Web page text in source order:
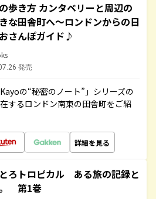
歩き方 カンタベリーと周辺の
な田舎町へ～ロンドンからの日
さんぽガイド♪
発売
の“秘密のノート”」シリーズの
するロンドン南東の田舎町をご紹
詳細を見る
ろトロピカル ある旅の記録と
第1巻